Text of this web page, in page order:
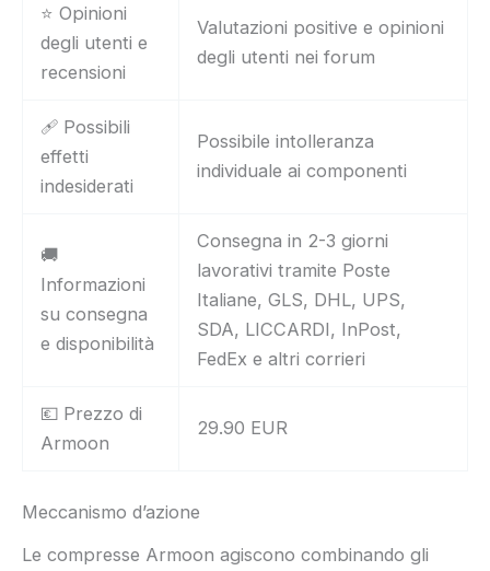
⭐ Opinioni
degli utenti e
recensioni
Valutazioni positive e opinioni
degli utenti nei forum
🩹 Possibili
effetti
indesiderati
Possibile intolleranza
individuale ai componenti
🚚
Informazioni
su consegna
e disponibilità
Consegna in 2-3 giorni
lavorativi tramite Poste
Italiane, GLS, DHL, UPS,
SDA, LICCARDI, InPost,
FedEx e altri corrieri
💶 Prezzo di
Armoon
29.90 EUR
Meccanismo d’azione
Le compresse Armoon agiscono combinando gli